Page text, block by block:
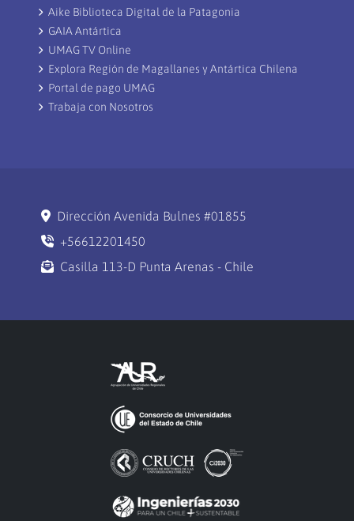
Aike Biblioteca Digital de la Patagonia
GAIA Antártica
UMAG TV Online
Explora Región de Magallanes y Antártica Chilena
Portal de pago UMAG
Trabaja con Nosotros
Dirección Avenida Bulnes #01855
+56612201450
Casilla 113-D Punta Arenas - Chile